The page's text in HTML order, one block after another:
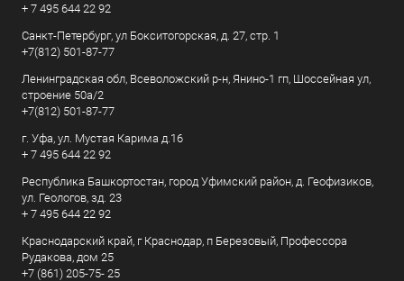
+ 7 495 644 22 92
Санкт-Петербург, ул Бокситогорская, д. 27, стр. 1
+7(812) 501-87-77
Ленинградская обл, Всеволожский р-н, Янино-1 гп, Шоссейная ул,
строение 50а/2
+7(812) 501-87-77
г. Уфа, ул. Мустая Карима д.16
+ 7 495 644 22 92
Республика Башкортостан, город Уфимский район, д. Геофизиков,
ул. Геологов, зд. 23
+ 7 495 644 22 92
Краснодарский край, г Краснодар, п Березовый, Профессора
Рудакова, дом 25
+7 (861) 205-75- 25